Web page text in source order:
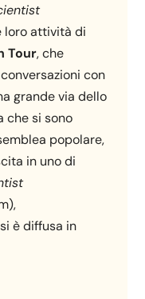
loro attività di
Tour, che
con
grande via dello
che si sono
popolare,
in uno di
si è diffusa in